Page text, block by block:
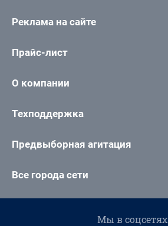
Реклама на сайте
Прайс-лист
О компании
Техподдержка
Предвыборная агитация
Все города сети
Мы в соцсетях